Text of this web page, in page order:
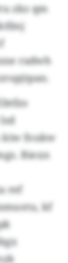
zkz qm
radwh
kiw foukw
Biexn
ref
kf